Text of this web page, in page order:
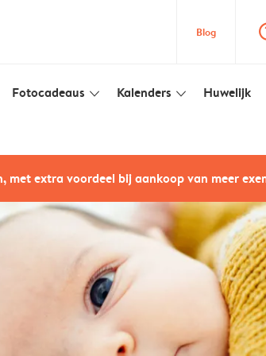
Blog
Fotocadeaus slim_arrow_down Kalenders slim_arrow_down Huwelijk
met extra voordeel bij aankoop van meer